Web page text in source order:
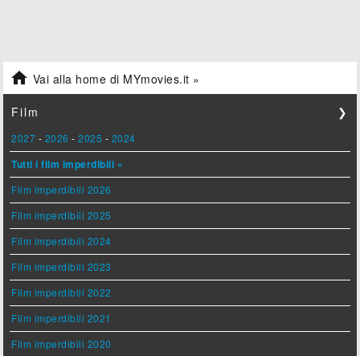
 Vai alla home di MYmovies.it »
Film ❯
2027 - 2026 -2025 - 2024
Tutti i film imperdibili »
Film imperdibili 2026
Film imperdibili 2025
Film imperdibili 2024
Film imperdibili 2023
Film imperdibili 2022
Film imperdibili 2021
Film imperdibili 2020